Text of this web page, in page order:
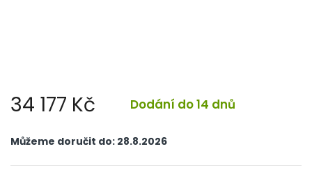
34 177 Kč Dodání do 14 dnů
cena:
Můžeme doručit do: 28.8.2026